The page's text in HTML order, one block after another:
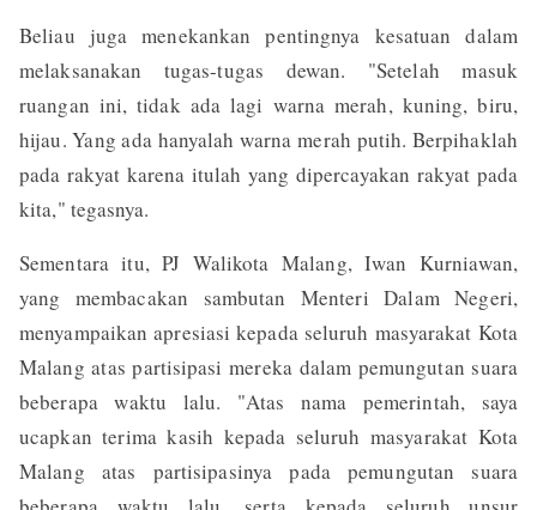
Beliau juga menekankan pentingnya kesatuan dalam
melaksanakan tugas-tugas dewan. "Setelah masuk
ruangan ini, tidak ada lagi warna merah, kuning, biru,
hijau. Yang ada hanyalah warna merah putih. Berpihaklah
pada rakyat karena itulah yang dipercayakan rakyat pada
kita," tegasnya.
Sementara itu, PJ Walikota Malang, Iwan Kurniawan,
yang membacakan sambutan Menteri Dalam Negeri,
menyampaikan apresiasi kepada seluruh masyarakat Kota
Malang atas partisipasi mereka dalam pemungutan suara
beberapa waktu lalu. "Atas nama pemerintah, saya
ucapkan terima kasih kepada seluruh masyarakat Kota
Malang atas partisipasinya pada pemungutan suara